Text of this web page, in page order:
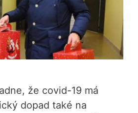
že covid-19 má
dopad také na